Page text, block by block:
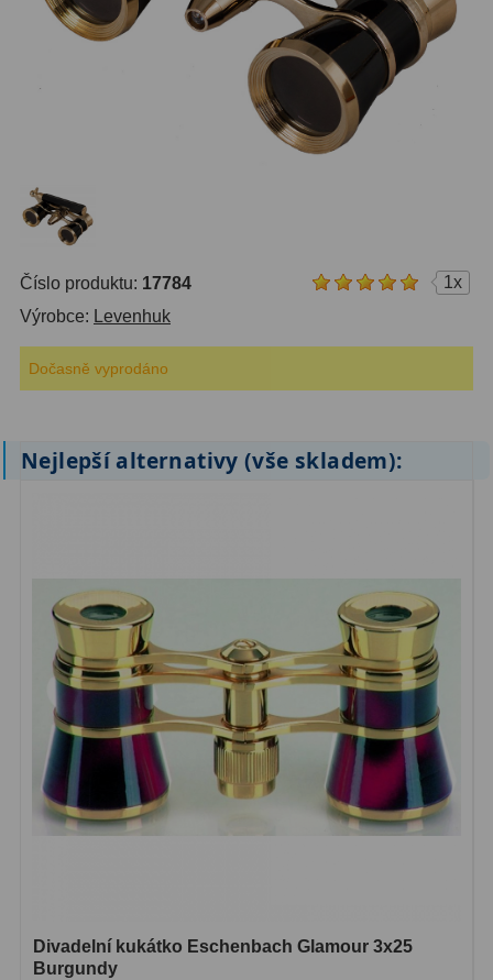
Reklamace
IPoradce
Bazar
Kontakty
OTA - pouze optika 43
Do 10000 Kč
Plössl a Super Plössl
WA (52°-60°)62
Měřící, s mřížkou
Ostatní30
Doplňky
Filtry 183
Měsíční a Polarizační
Širokopásmové
Číslo produktu: 17784
Výrobce: Levenhuk
1x
Dočasně vyprodáno
Nejlepší alternativy (vše skladem):
Divadelní kukátko Eschenbach Glamour 3x25
Burgundy